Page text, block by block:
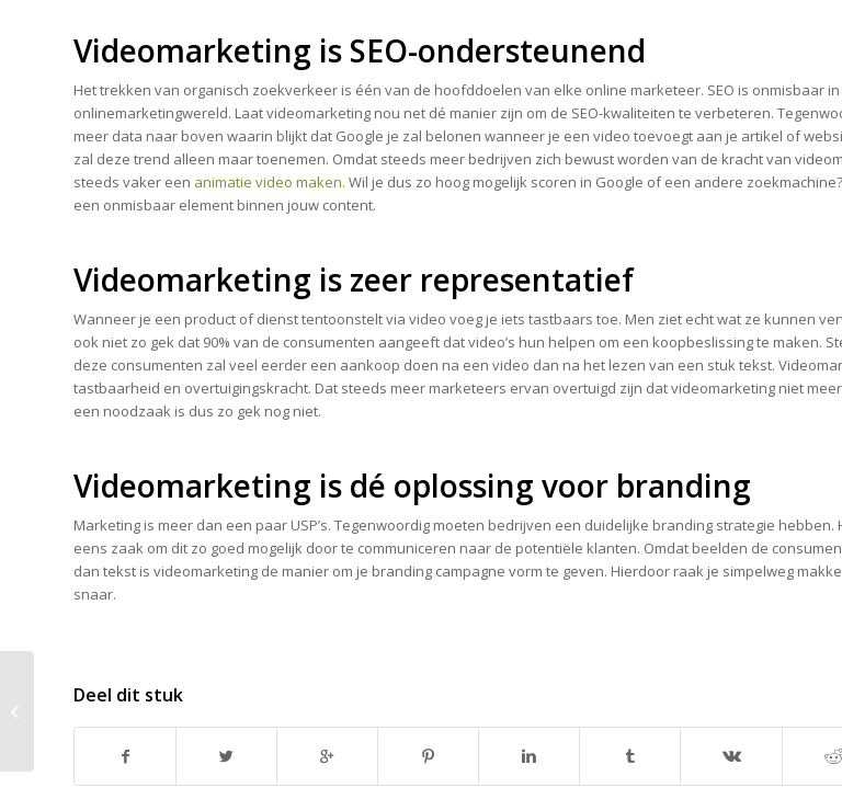
Videomarketing is SEO-ondersteunend
Het trekken van organisch zoekverkeer is één van de hoofddoelen van elke online marketeer. SEO is onmisbaar in
onlinemarketingwereld. Laat videomarketing nou net dé manier zijn om de SEO-kwaliteiten te verbeteren.
meer data naar boven waarin blijkt dat Google je zal belonen wanneer je een video toevoegt aan je artikel of
zal deze trend alleen maar toenemen. Omdat steeds meer bedrijven zich bewust worden van de kracht van
steeds vaker een animatie video maken. Wil je dus zo hoog mogelijk scoren in Google of een andere
een onmisbaar element binnen jouw content.
Videomarketing is zeer representatief
Wanneer je een product of dienst tentoonstelt via video voeg je iets tastbaars toe. Men ziet echt wat ze kunnen
ook niet zo gek dat 90% van de consumenten aangeeft dat video’s hun helpen om een koopbeslissing te maken.
deze consumenten zal veel eerder een aankoop doen na een video dan na het lezen van een stuk tekst.
tastbaarheid en overtuigingskracht. Dat steeds meer marketeers ervan overtuigd zijn dat videomarketing niet
een noodzaak is dus zo gek nog niet.
Videomarketing is dé oplossing voor branding
Marketing is meer dan een paar USP’s. Tegenwoordig moeten bedrijven een duidelijke branding strategie hebben.
eens zaak om dit zo goed mogelijk door te communiceren naar de potentiële klanten. Omdat beelden de
dan tekst is videomarketing de manier om je branding campagne vorm te geven. Hierdoor raak je simpelweg
snaar.
Deel dit stuk
Waarom zelf een laptop